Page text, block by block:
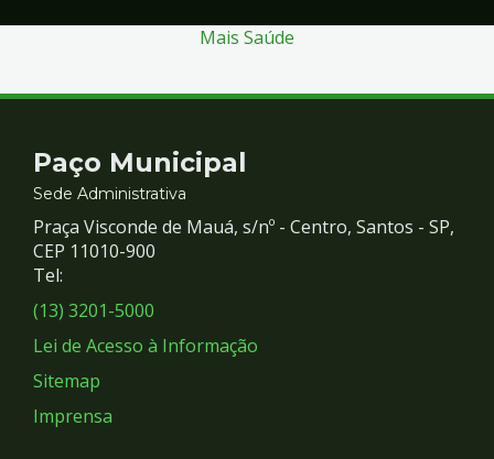
Mais Saúde
Contato
e
Redes
Sociais
Paço Municipal
Sede Administrativa
Praça Visconde de Mauá, s/nº - Centro, Santos - SP,
CEP 11010-900
Tel:
(13) 3201-5000
Lei de Acesso à Informação
Sitemap
Imprensa